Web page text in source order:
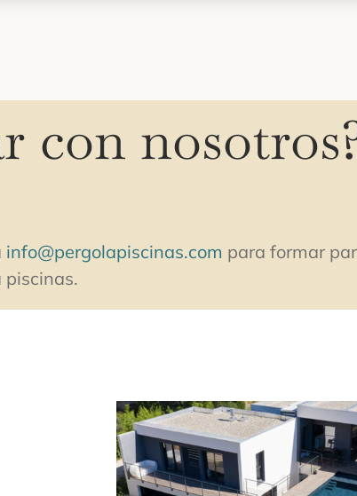
con
info@pergolapiscinas.com para formar
piscinas.